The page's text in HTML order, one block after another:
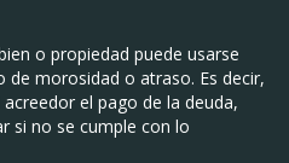
o propiedad puede usarse
morosidad o atraso. Es decir,
el pago de la deuda,
si no se cumple con lo